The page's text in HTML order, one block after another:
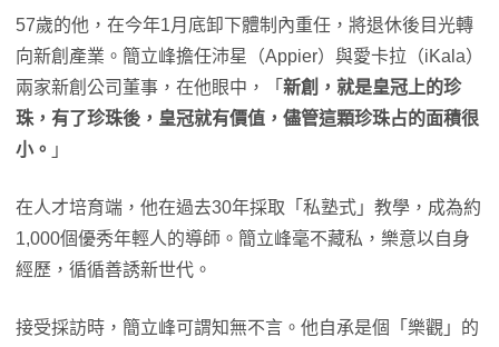
57歲的他，在今年1月底卸下體制內重任，將退休後目光轉
向新創產業。簡立峰擔任沛星（Appier）與愛卡拉（iKala）
兩家新創公司董事，在他眼中，「 新創，就是皇冠上的珍
珠，有了珍珠後，皇冠就有價值，儘管這顆珍珠占的面積很
小。 」
在人才培育端，他在過去30年採取「私塾式」教學，成為約
1,000個優秀年輕人的導師。簡立峰毫不藏私，樂意以自身
經歷，循循善誘新世代。
接受採訪時，簡立峰可謂知無不言。他自承是個「樂觀」的